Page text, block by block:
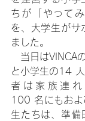
ちが「やって
を、大学生がサ
ました。
当日はVINCA
と小学生の14
者は家族連
100 名にもお
生たちは、準備